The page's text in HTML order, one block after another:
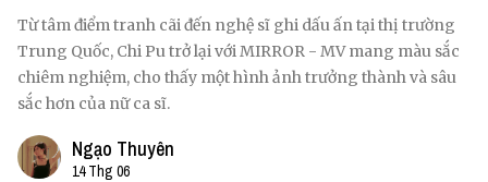
Từ tâm điểm tranh cãi đến nghệ sĩ ghi dấu ấn tại thị trường
Trung Quốc, Chi Pu trở lại với MIRROR - MV mang màu sắc
chiêm nghiệm, cho thấy một hình ảnh trưởng thành và sâu
sắc hơn của nữ ca sĩ.
Ngạo Thuyên
14 Thg 06